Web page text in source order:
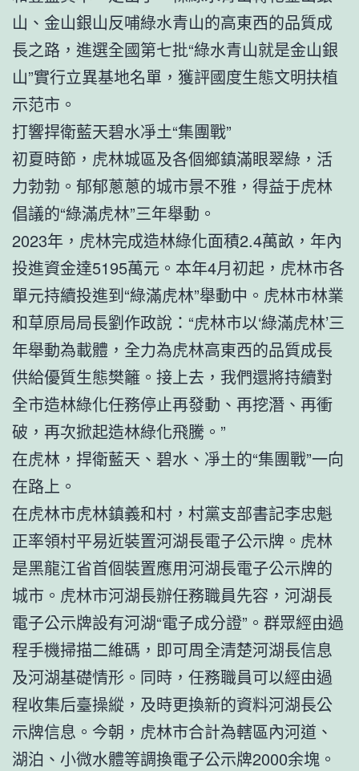
山、金山銀山反哺綠水青山的高東西的品質成
長之路，進選全國第七批“綠水青山就是金山銀
山”實行立異基地名單，獲評國度生態文明扶植
示范市。
打響捍衛藍天碧水凈土“集團戰”
初夏時節，虎林城區及各個鄉鎮滿眼翠綠，活
力勃勃。郁郁蔥蔥的城市景不雅，得益于虎林
倡議的“綠滿虎林”三年舉動。
2023年，虎林完成造林綠化面積2.4萬畝，年內
投進資金達5195萬元。本年4月初起，虎林市各
單元持續投進到“綠滿虎林”舉動中。虎林市林業
和草原局局長劉作政說：“虎林市以‘綠滿虎林’三
年舉動為載體，全力為虎林高東西的品質成長
供給優質生態樊籬。接上去，我們還將持續對
全市造林綠化任務停止再發動、再挖潛、再衝
破，再次掀起造林綠化飛騰。”
在虎林，捍衛藍天、碧水、凈土的“集團戰”一向
在路上。
在虎林市虎林鎮義和村，村黨支部書記李忠魁
正率領村平易近裝置河湖長電子公示牌。虎林
是黑龍江省首個裝置應用河湖長電子公示牌的
城市。虎林市河湖長辦任務職員先容，河湖長
電子公示牌設有河湖“電子成分證”。群眾經由過
程手機掃描二維碼，即可周全清楚河湖長信息
及河湖基礎情形。同時，任務職員可以經由過
程收集后臺操縱，及時更換新的資料河湖長公
示牌信息。今朝，虎林市合計為轄區內河道、
湖泊、小微水體等調換電子公示牌2000余塊。